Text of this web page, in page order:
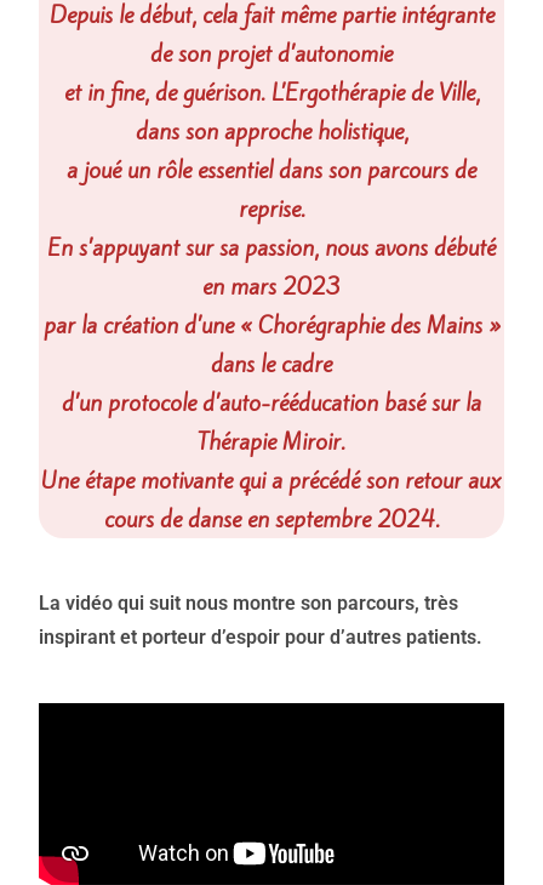
Depuis le début, cela fait même partie intégrante
de son projet d’autonomie
et in fine, de guérison. L’Ergothérapie de Ville,
dans son approche holistique,
a joué un rôle essentiel dans son parcours de
reprise.
En s’appuyant sur sa passion, nous avons débuté
en mars 2023
par la création d’une « Chorégraphie des Mains »
dans le cadre
d’un protocole d’auto-rééducation basé sur la
Thérapie Miroir.
Une étape motivante qui a précédé son retour aux
cours de danse en septembre 2024.
La vidéo qui suit nous montre son parcours, très
inspirant et porteur d’espoir pour d’autres patients.